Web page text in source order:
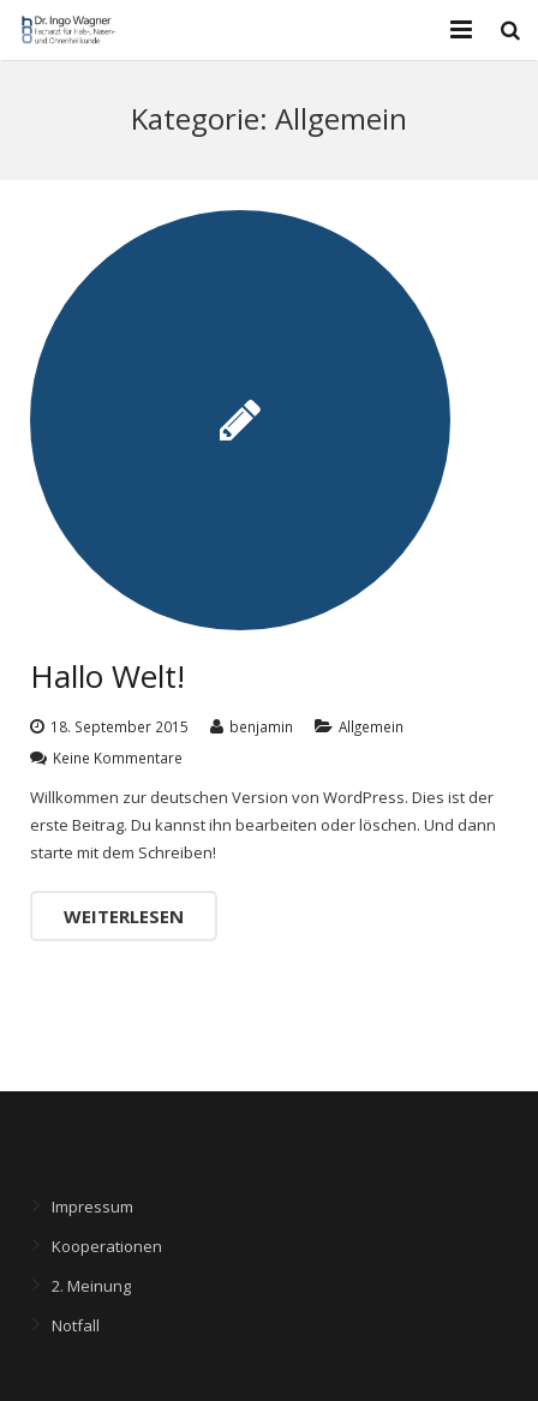
Leistungsspektrum
Operative Tätigkeit Waldkrankenhaus
Kontakt
Kategorie: Allgemein
Hallo Welt!
18. September 2015 benjamin
Allgemein
Keine Kommentare
Willkommen zur deutschen Version von WordPress. Dies ist der
erste Beitrag. Du kannst ihn bearbeiten oder löschen. Und dann
starte mit dem Schreiben!
WEITERLESEN
Impressum
Kooperationen
2. Meinung
Notfall